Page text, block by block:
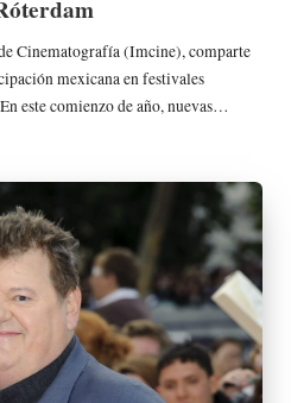
Cinematografía (Imcine), comparte
mexicana en festivales
este comienzo de año, nuevas…